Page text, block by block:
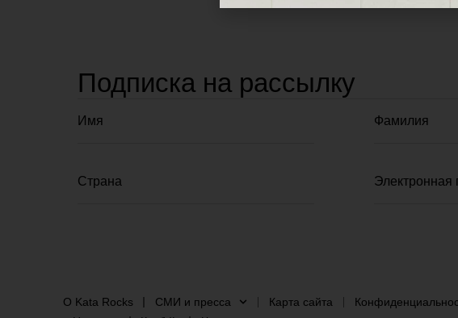
Подписка на рассылку
О Kata Rocks СМИ и пресса Карта сайта